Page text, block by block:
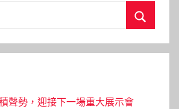
聲勢，迎接下一場重大展示會